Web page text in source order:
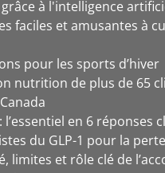
à l'intelligence
faciles et amusantes à
pour les sports d’hiver
nutrition de plus de 65
l’essentiel en 6 réponses
du GLP-1 pour la
limites et rôle clé de